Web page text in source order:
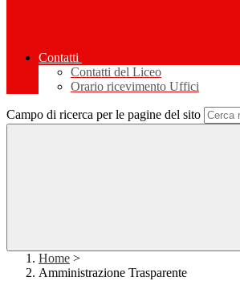
Contatti
Contatti del Liceo
Orario ricevimento Uffici
Campo di ricerca per le pagine del sito
Home >
Amministrazione Trasparente